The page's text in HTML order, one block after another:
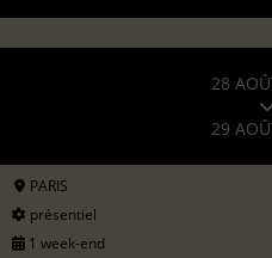
28
29
PARIS
présentiel
1 week-end